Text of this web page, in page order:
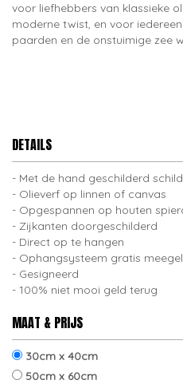
voor liefhebbers van klassieke
moderne twist, en voor
paarden en de onstuimige zee
DETAILS
Met de hand geschilderd
Olieverf op linnen of canvas
Opgespannen op houten
Zijkanten doorgeschilderd
Direct op te hangen
Ophangsysteem gratis
Gesigneerd
100% niet mooi geld terug
MAAT & PRIJS
30cm x 40cm
50cm x 60cm